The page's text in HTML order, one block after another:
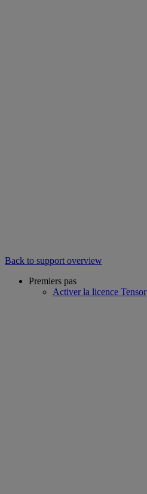
Back to support overview
Premiers pas
Activer la licence Tensor